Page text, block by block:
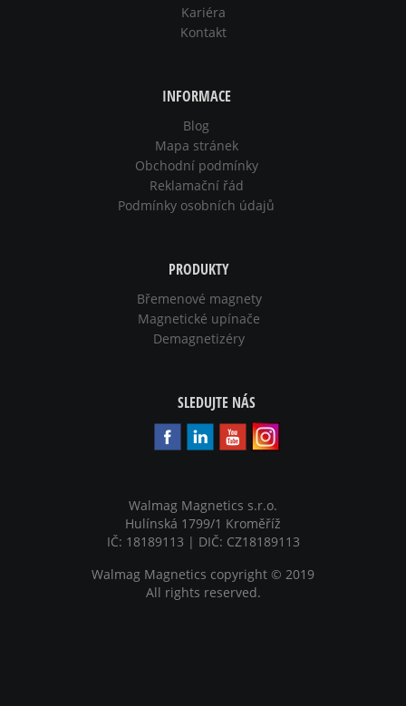
Kariéra
Kontakt
INFORMACE
Blog
Mapa stránek
Obchodní podmínky
Reklamační řád
Podmínky osobních údajů
PRODUKTY
Břemenové magnety
Magnetické upínače
Demagnetizéry
SLEDUJTE NÁS
Walmag Magnetics s.r.o.
Hulínská 1799/1 Kroměříž
IČ: 18189113 | DIČ: CZ18189113
Walmag Magnetics copyright © 2019
All rights reserved.